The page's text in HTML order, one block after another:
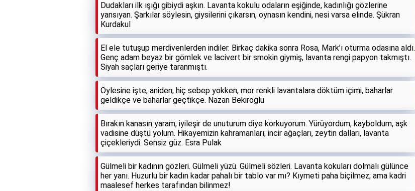
Dudakları ilk ışığı gibiydi aşkın. Lavanta kokulu odaların eşiğinde, kadınlığı gözlerine
yansıyan. Şarkılar söylesin, giysilerini çıkarsın, oynasın kendini, nesi varsa elinde. Şükran
Kurdakul
El ele tutuşup merdivenlerden indiler. Birkaç dakika sonra Rosa, Mark’ı oturma odasına aldı.
Genç adam beyaz bir gömlek ve lacivert bir smokin giymiş, lavanta rengi papyon takmıştı.
Siyah saçları geriye taranmıştı.
Öylesine işte, aniden, hiç sebep yokken, mor renkli lavantalara döktüm içimi, baharlar
geldikçe ve baharlar geçtikçe. Nazan Bekiroğlu
Bırakın kanasın yaram, iyileşir de unuturum diye korkuyorum. Yürüyordum, kayboldum, aşk
vadisine düştü yolum. Hikayemizin kahramanları; incir ağaçları, zeytin dalları, lavanta
çiçekleriydi. Sensiz güz. Esra Pulak
Gülmeli bir kadının gözleri. Gülmeli yüzü. Gülmeli sözleri. Lavanta kokuları dolmalı gülünce
her yanı. Huzurlu bir kadın kadar pahalı bir tablo var mı? Kıymeti paha biçilmez; ama kadri
maalesef herkes tarafından bilinmez!